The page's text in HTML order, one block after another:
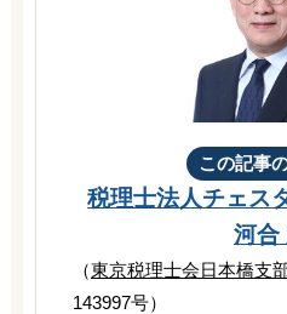
この記事
税理士法人チェス
河合
（東京税理士会日本橋支
143997号）